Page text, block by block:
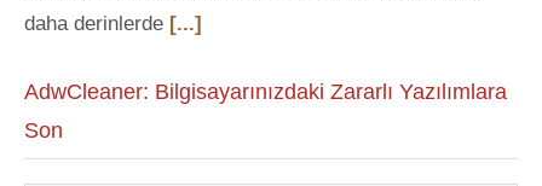
daha derinlerde [...]
AdwCleaner: Bilgisayarınızdaki Zararlı Yazılımlara
Son